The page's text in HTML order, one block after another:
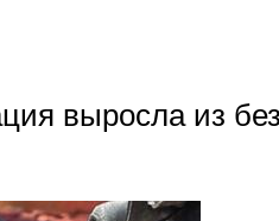
выросла из